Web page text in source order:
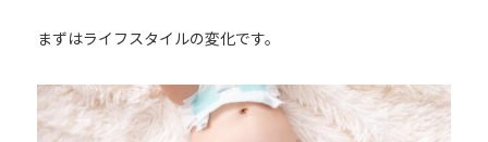
まずはライフスタイルの変化です。